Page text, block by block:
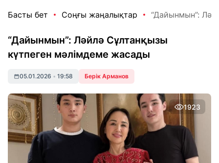
Басты бет Соңғы жаңалықтар “Дайынмын”:
“Дайынмын”: Ләйлә Сұлтанқызы
күтпеген мәлімдеме жасады
05.01.2026 • 19:58 Берік Арманов
1923